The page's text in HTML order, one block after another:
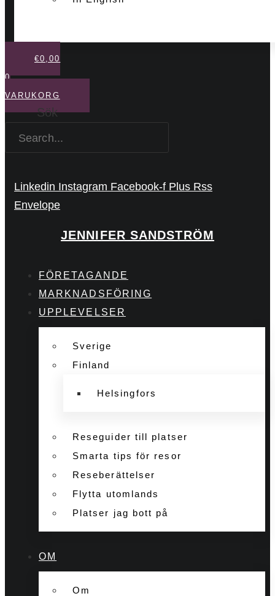
€0,00
0
VARUKORG
Sök
Linkedin Instagram Facebook-f Plus Rss
Envelope
JENNIFER SANDSTRÖM
FÖRETAGANDE
MARKNADSFÖRING
UPPLEVELSER
Sverige
Finland
Helsingfors
Reseguider till platser
Smarta tips för resor
Reseberättelser
Flytta utomlands
Platser jag bott på
OM
Om